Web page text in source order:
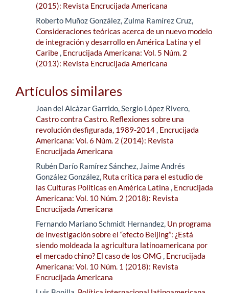
(2015): Revista Encrucijada Americana
Roberto Muñoz González, Zulma Ramírez Cruz,
Consideraciones teóricas acerca de un nuevo modelo
de integración y desarrollo en América Latina y el
Caribe, Encrucijada Americana: Vol. 5 Núm. 2
(2013): Revista Encrucijada Americana
Artículos similares
Joan del Alcàzar Garrido, Sergio López Rivero,
Castro contra Castro. Reflexiones sobre una
revolución desfigurada, 1989-2014, Encrucijada
Americana: Vol. 6 Núm. 2 (2014): Revista
Encrucijada Americana
Rubén Darío Ramírez Sánchez, Jaime Andrés
González González, Ruta crítica para el estudio de
las Culturas Políticas en América Latina , Encrucijada
Americana: Vol. 10 Núm. 2 (2018): Revista
Encrucijada Americana
Fernando Mariano Schmidt Hernandez, Un programa
de investigación sobre el “efecto Beijing”: ¿Está
siendo moldeada la agricultura latinoamericana por
el mercado chino? El caso de los OMG , Encrucijada
Americana: Vol. 10 Núm. 1 (2018): Revista
Encrucijada Americana